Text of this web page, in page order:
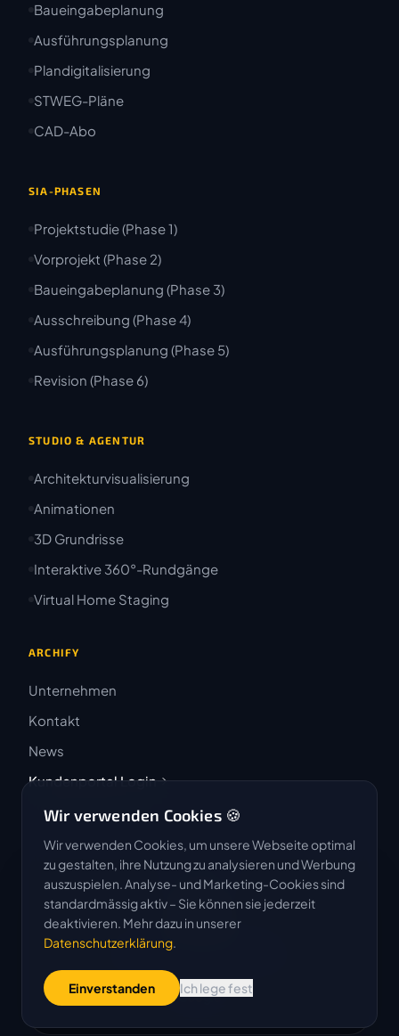
Baueingabeplanung
Ausführungsplanung
Plandigitalisierung
STWEG-Pläne
CAD-Abo
SIA-PHASEN
Projektstudie (Phase 1)
Vorprojekt (Phase 2)
Baueingabeplanung (Phase 3)
Ausschreibung (Phase 4)
Ausführungsplanung (Phase 5)
Revision (Phase 6)
STUDIO & AGENTUR
Architekturvisualisierung
Animationen
3D Grundrisse
Interaktive 360°-Rundgänge
Virtual Home Staging
ARCHIFY
Unternehmen
Kontakt
News
Kundenportal Login
4.9 / 5
★★★★★
Basierend auf 50 Bewertungen
Google
Wir verwenden Cookies 🍪
Wir verwenden Cookies, um unsere Webseite optimal
zu gestalten, ihre Nutzung zu analysieren und Werbung
auszuspielen. Analyse- und Marketing-Cookies sind
standardmässig aktiv – Sie können sie jederzeit
deaktivieren. Mehr dazu in unserer
Datenschutzerklärung.
Einverstanden Ich lege fest